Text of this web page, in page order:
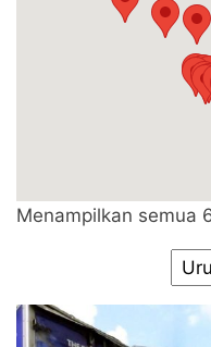
Menampilkan semua